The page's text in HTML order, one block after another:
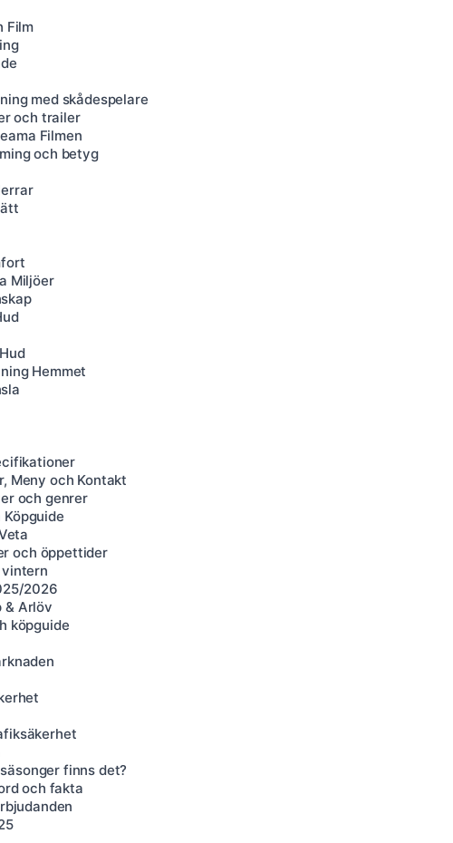
Film
med skådespelare
och trailer
Filmen
och betyg
Miljöer
Hemmet
Meny och Kontakt
och genrer
och öppettider
2026
& Arlöv
köpguide
finns det?
och fakta